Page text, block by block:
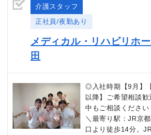
介護スタッフ
正社員/夜勤あり
メディカル・リハビリホ
田
◎入社時期【9月】
以降】ご希望相談
中もご相談ください
＼最寄り駅：JR京
口より徒歩14分。